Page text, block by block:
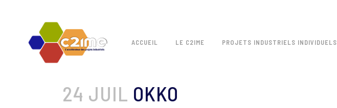
ACCUEIL LE C2IME PROJETS INDUSTRIELS INDIVIDUELS
24 JUIL OKKO